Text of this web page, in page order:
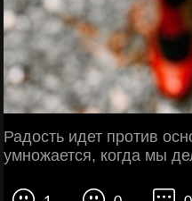
Радость идет против
умножается, когда мы